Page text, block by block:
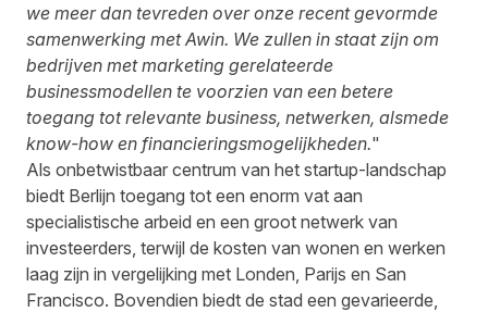
we meer dan tevreden over onze recent gevormde
samenwerking met Awin. We zullen in staat zijn om
bedrijven met marketing gerelateerde
businessmodellen te voorzien van een betere
toegang tot relevante business, netwerken, alsmede
know-how en financieringsmogelijkheden."
Als onbetwistbaar centrum van het startup-landschap
biedt Berlijn toegang tot een enorm vat aan
specialistische arbeid en een groot netwerk van
investeerders, terwijl de kosten van wonen en werken
laag zijn in vergelijking met Londen, Parijs en San
Francisco. Bovendien biedt de stad een gevarieerde,